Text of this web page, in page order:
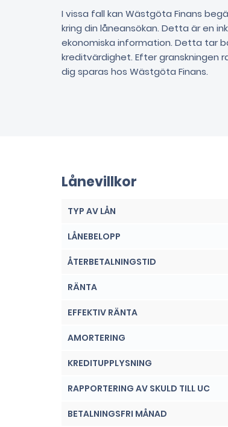
I vissa fall kan Wästgöta Finans
kring din låneansökan. Detta är en
ekonomiska information. Detta tar
kreditvärdighet. Efter granskningen
dig sparas hos Wästgöta Finans.
Lånevillkor
TYP AV LÅN
LÅNEBELOPP
ÅTERBETALNINGSTID
RÄNTA
EFFEKTIV RÄNTA
AMORTERING
KREDITUPPLYSNING
RAPPORTERING AV SKULD TILL UC
BETALNINGSFRI MÅNAD